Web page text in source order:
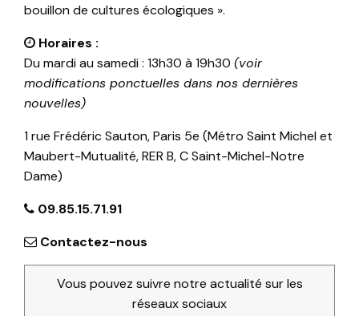
bouillon de cultures écologiques ».
Horaires :
Du mardi au samedi : 13h30 à 19h30 (voir
modifications ponctuelles dans nos dernières
nouvelles)
1 rue Frédéric Sauton, Paris 5e (Métro Saint Michel et
Maubert-Mutualité, RER B, C Saint-Michel-Notre
Dame)
09.85.15.71.91
Contactez-nous
Vous pouvez suivre notre actualité sur les
réseaux sociaux